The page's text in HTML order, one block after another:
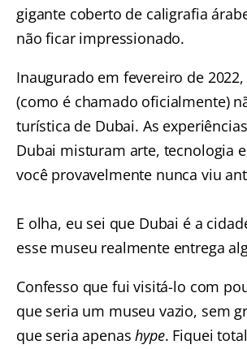
gigante coberto de caligrafia
não ficar impressionado.
Inaugurado em fevereiro de
(como é chamado oficialmente)
turística de Dubai. As
Dubai misturam arte, tecnologia
você provavelmente nunca viu
E olha, eu sei que Dubai é a
esse museu realmente entrega
Confesso que fui visitá-lo com
que seria um museu vazio, sem
que seria apenashype. Fiquei